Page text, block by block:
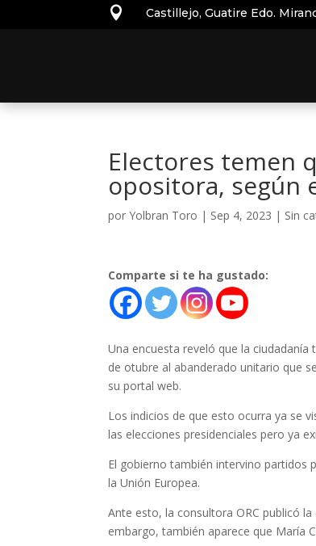
 Castillejo, Guatire Edo.
Electores temen
opositora, según
porYolbran Toro | Sep 4, 2023 | Sin
Comparte si te ha gustado:
Una encuesta reveló que la
de otubre al abanderado unitario que
su portal web.
Los indicios de que esto ocurra ya se
las elecciones presidenciales pero ya
El gobierno también intervino partidos
la Unión Europea.
Ante esto, la consultora ORC publicó
embargo, también aparece que María